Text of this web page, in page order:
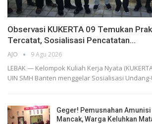
Observasi KUKERTA 09 Temukan
Tercatat, Sosialisasi Pencatatan…
AJO 9 Agu 2026
LEBAK — Kelompok Kuliah Kerja Nyata
UIN SMH Banten menggelar Sosialisasi
Geger! Pemusnahan
Mancak, Warga Keluhkan